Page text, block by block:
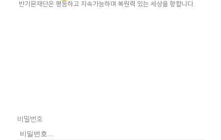
반기문재단은 평등하고 지속가능하며 복원력 있는 세상을 향합니다.
비밀번호